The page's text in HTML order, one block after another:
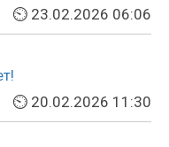
⏲ 23.02.2026 06:06
⏲ 20.02.2026 11:30